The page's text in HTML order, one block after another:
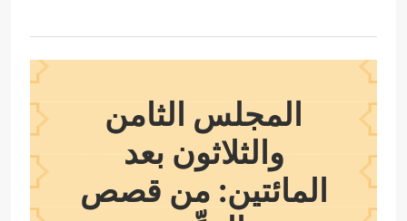
المجلس الثامن
والثلاثون بعد
المائتين: من قصص